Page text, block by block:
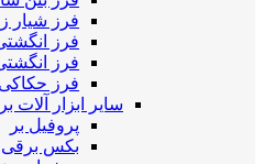
فرز شیار
فرز
فرز
فرز حکاکی
سایر ابزار آلات
پروفیل بر
بکس برقی